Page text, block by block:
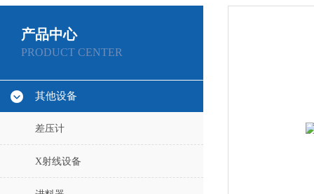
产品中心
PRODUCT CENTER
其他设备
差压计
X射线设备